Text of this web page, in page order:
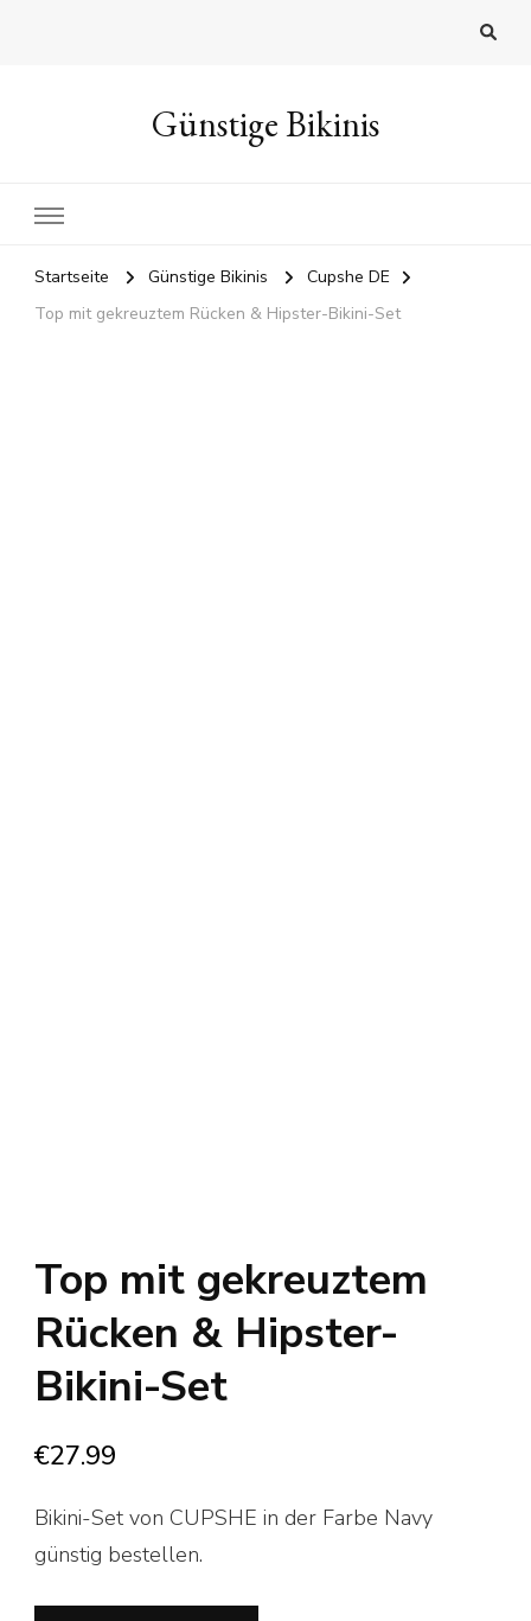
Günstige Bikinis
Startseite Günstige Bikinis
Cupshe DE
Top mit gekreuztem Rücken & Hipster-Bikini-Set
Top mit gekreuztem
Rücken & Hipster-
Bikini-Set
€27.99
Bikini-Set von CUPSHE in der Farbe Navy
günstig bestellen.